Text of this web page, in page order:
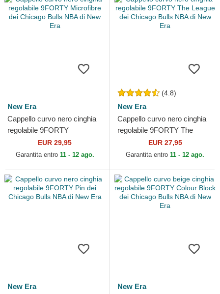
New Era
Cappello curvo nero cinghia
regolabile 9FORTY
Microfibre dei Chicago Bulls
NBA di New Era
EUR 29,95
Garantita entro 11 - 12 ago.
(4.8)
New Era
Cappello curvo nero cinghia
regolabile 9FORTY The
League dei Chicago Bulls
NBA di New Era
EUR 27,95
Garantita entro 11 - 12 ago.
New Era
New Era